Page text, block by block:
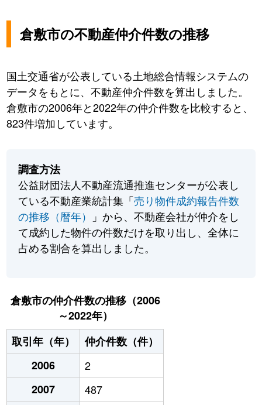
倉敷市の不動産仲介件数の推移
国土交通省が公表している土地総合情報システムの
データをもとに、不動産仲介件数を算出しました。
倉敷市の2006年と2022年の仲介件数を比較すると、
823件増加しています。
調査方法
公益財団法人不動産流通推進センターが公表し
ている不動産業統計集「売り物件成約報告件数
の推移（暦年）
」から、不動産会社が仲介をし
て成約した物件の件数だけを取り出し、全体に
占める割合を算出しました。
倉敷市の仲介件数の推移（2006
～2022年）
取引年（年）
仲介件数（件）
2006
2
2007
487